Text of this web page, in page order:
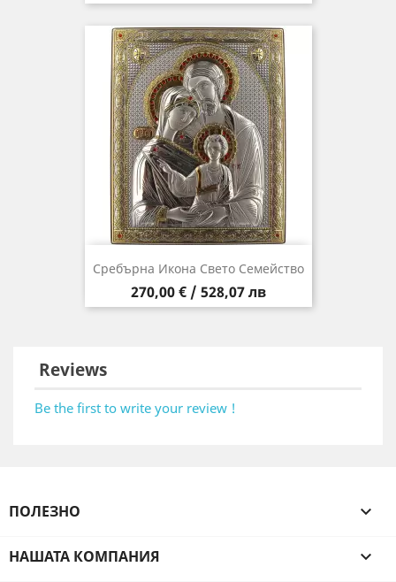
Сребърна Икона Свето Семейство
Цена
270,00 € / 528,07 лв
Reviews
Be the first to write your review !
ПОЛЕЗНО 
НАШАТА КОМПАНИЯ 